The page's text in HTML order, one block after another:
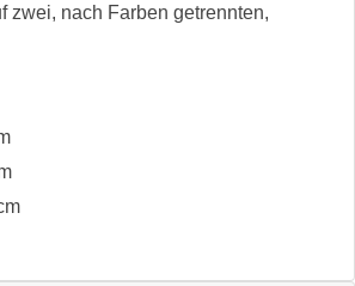
zwei, nach Farben getrennten,